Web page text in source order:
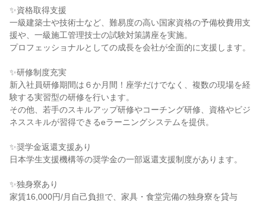
✨資格取得支援
一級建築士や技術士など、難易度の高い国家資格の予備校費用支
援や、一級施工管理技士の試験対策講座を実施。
プロフェッショナルとしての成長を会社が全面的に支援します。
✨研修制度充実
新入社員研修期間は６か月間！座学だけでなく、複数の現場を経
験する実習型の研修を行います。
その他、若手のスキルアップ研修やコーチング研修、資格やビジ
ネススキルが習得できるeラーニングシステムを提供。
✨奨学金返還支援あり
日本学生支援機構等の奨学金の一部返還支援制度があります。
✨独身寮あり
家賃16,000円/月自己負担で、家具・食堂完備の独身寮を貸与